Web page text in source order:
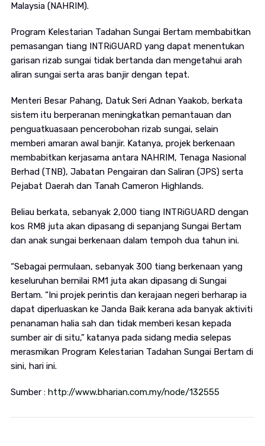
Malaysia (NAHRIM).
Program Kelestarian Tadahan Sungai Bertam membabitkan
pemasangan tiang INTRiGUARD yang dapat menentukan
garisan rizab sungai tidak bertanda dan mengetahui arah
aliran sungai serta aras banjir dengan tepat.
Menteri Besar Pahang, Datuk Seri Adnan Yaakob, berkata
sistem itu berperanan meningkatkan pemantauan dan
penguatkuasaan pencerobohan rizab sungai, selain
memberi amaran awal banjir. Katanya, projek berkenaan
membabitkan kerjasama antara NAHRIM, Tenaga Nasional
Berhad (TNB), Jabatan Pengairan dan Saliran (JPS) serta
Pejabat Daerah dan Tanah Cameron Highlands.
Beliau berkata, sebanyak 2,000 tiang INTRiGUARD dengan
kos RM8 juta akan dipasang di sepanjang Sungai Bertam
dan anak sungai berkenaan dalam tempoh dua tahun ini.
“Sebagai permulaan, sebanyak 300 tiang berkenaan yang
keseluruhan bernilai RM1 juta akan dipasang di Sungai
Bertam. “Ini projek perintis dan kerajaan negeri berharap ia
dapat diperluaskan ke Janda Baik kerana ada banyak aktiviti
penanaman halia sah dan tidak memberi kesan kepada
sumber air di situ,” katanya pada sidang media selepas
merasmikan Program Kelestarian Tadahan Sungai Bertam di
sini, hari ini.
Sumber : http://www.bharian.com.my/node/132555